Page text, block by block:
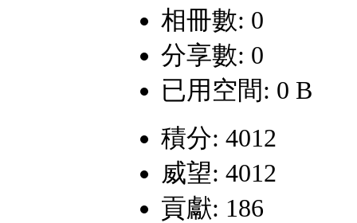
相冊數: 0
分享數: 0
已用空間: 0 B
積分: 4012
威望: 4012
貢獻: 186